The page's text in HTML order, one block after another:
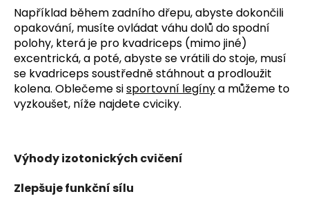
Například během zadního dřepu, abyste dokončili
opakování, musíte ovládat váhu dolů do spodní
polohy, která je pro kvadriceps (mimo jiné)
excentrická, a poté, abyste se vrátili do stoje, musí
se kvadriceps soustředně stáhnout a prodloužit
kolena. Oblečeme sisportovní legínya můžeme to
vyzkoušet, níže najdete cviciky.
Výhody izotonických cvičení
Zlepšuje funkční sílu